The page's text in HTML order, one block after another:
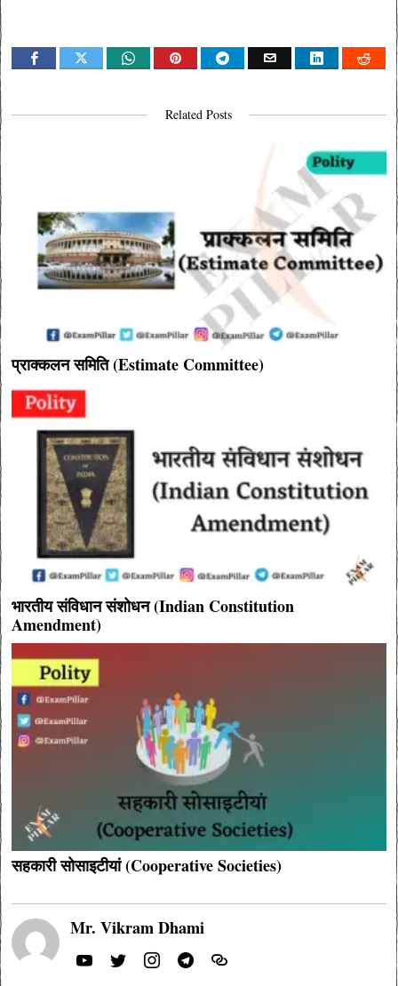
Related Posts
प्राक्कलन समिति (Estimate Committee)
भारतीय संविधान संशोधन (Indian Constitution
Amendment)
सहकारी सोसाइटीयां (Cooperative Societies)
Mr. Vikram Dhami